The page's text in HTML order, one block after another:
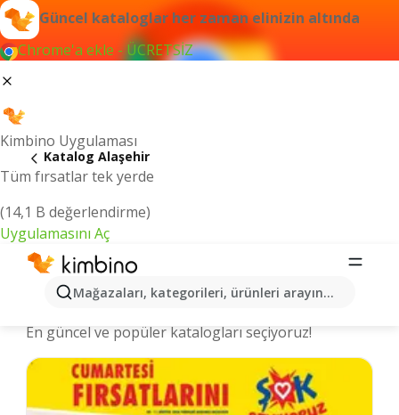
Güncel kataloglar her zaman elinizin altında
Chrome'a ekle - ÜCRETSİZ
Kimbino Uygulaması
Tüm fırsatlar tek yerde
(14,1 B değerlendirme)
Uygulamasını Aç
Mağazaları, kategorileri, ürünleri arayın...
Katalog Alaşehir
Alaşehir şehrinde kataloglar ve
En güncel ve popüler katalogları seçiyoruz!